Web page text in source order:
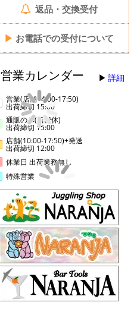
返品・交換受付
▶ お電話での受付について
営業カレンダー 詳細
営業(店舗14:00-17:50)
出荷締切 15:00
通販のみ(店舗休)
出荷締切 15:00
店舗(10:00-17:50)+発送
出荷締切 12:00
休業日 出荷業務無し
特殊営業